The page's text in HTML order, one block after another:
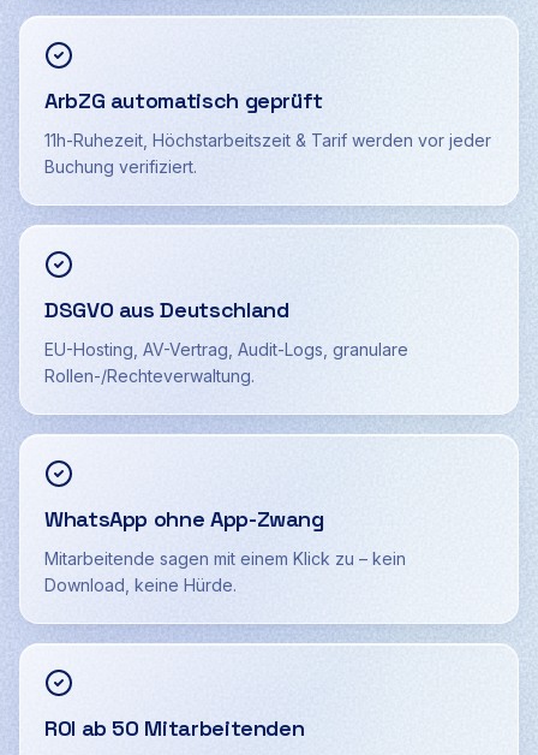
ArbZG automatisch geprüft
11h-Ruhezeit, Höchstarbeitszeit & Tarif werden vor jeder
Buchung verifiziert.
DSGVO aus Deutschland
EU-Hosting, AV-Vertrag, Audit-Logs, granulare
Rollen-/Rechteverwaltung.
WhatsApp ohne App-Zwang
Mitarbeitende sagen mit einem Klick zu – kein
Download, keine Hürde.
ROI ab 50 Mitarbeitenden